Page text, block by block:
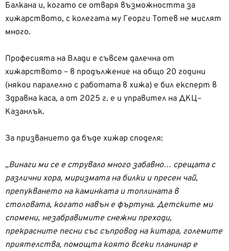
Балкана и, когато се отваря възможността за
хижарството, с колегата му Георги Тотев не мислят
много.
Професията на Влади е съвсем далечна от
хижарството – в продължение на общо 20 години
(някои паралелно с работата в хижа) е бил експерт в
Здравна каса, а от 2025 г. е и управител на ДКЦ–
Казанлък.
За призванието да бъде хижар споделя:
„Винаги ми се е струвало много забавно… срещата с
различни хора, миризмата на билки и пресен чай,
препукването на каминката и топлината в
столовата, когато навън е фъртуна. Детските ми
спомени, незабравимите снежни преходи,
прекрасните песни със съпровод на китара, големите
приятелства, помощта която всеки планинар е